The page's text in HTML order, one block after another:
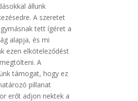
állunk
A szeretet
tett ígéret a
alapja, és mi
ezen elköteleződést
A
támogat, hogy ez
pillanat
erőt adjon nektek a